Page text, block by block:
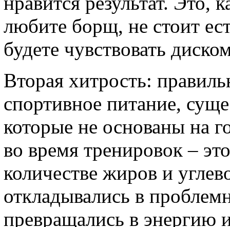
любите борщ, не стоит
будете чувствовать
Вторая хитрость:
спортивное питание,
которые не основаны на
во время тренировок –
количестве жиров и
откладывались в
превращались в